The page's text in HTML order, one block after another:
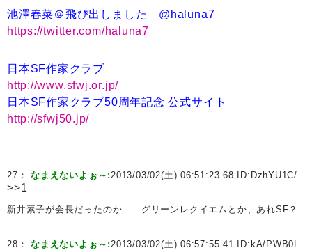
池澤春菜＠飛び出しました @haluna7
https://twitter.com/haluna7
日本SF作家クラブ
http://www.sfwj.or.jp/
日本SF作家クラブ50周年記念 公式サイト
http://sfwj50.jp/
27：なまえないよぉ～:2013/03/02(土) 06:51:23.68 ID: DzhYU1C/
>>1
新井素子が会長だったのか……グリーンレクイエムとか、あれSF？
28：なまえないよぉ～:2013/03/02(土) 06:57:55.41 ID: kA/PWB0L